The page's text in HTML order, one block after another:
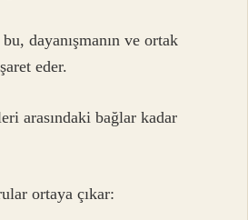
dayanışmanın ve ortak
eder.
arasındaki bağlar kadar
ortaya çıkar: